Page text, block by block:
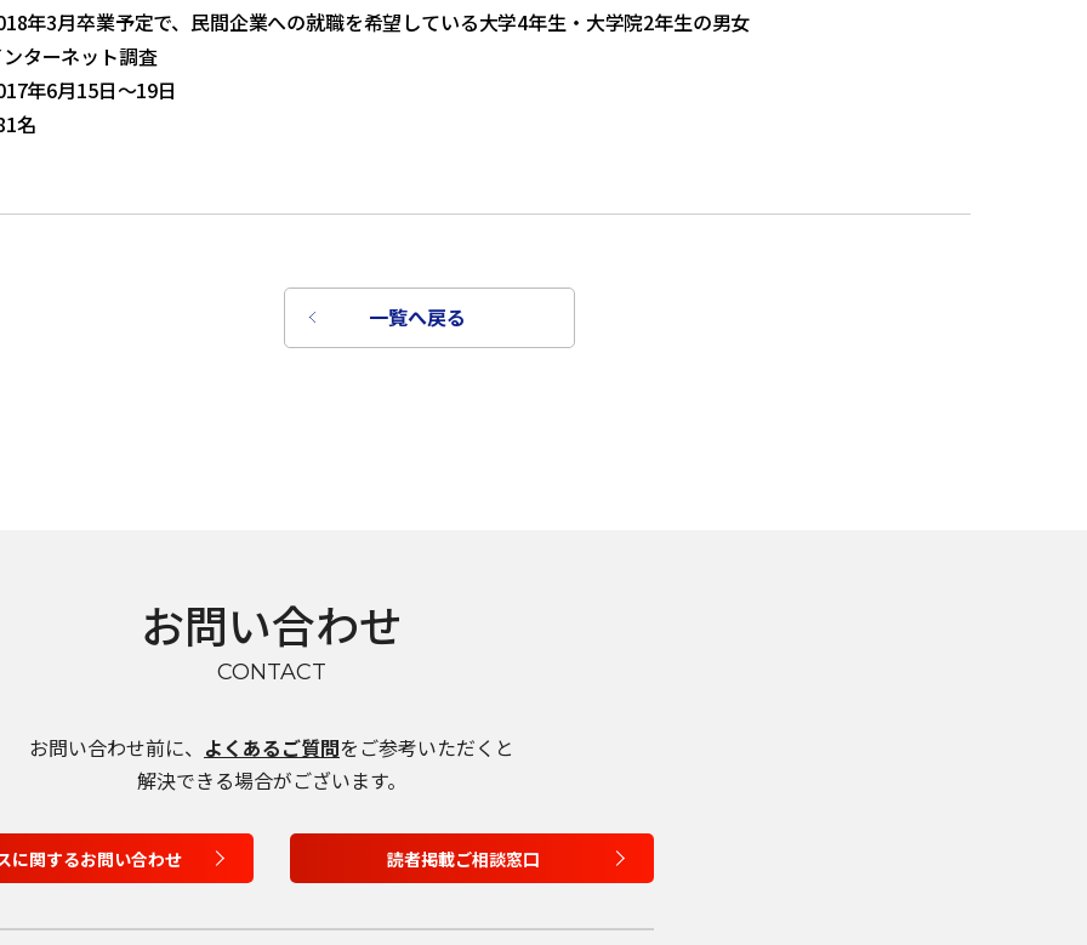
日本語
Tiếng Việt
年3月卒業予定で、民間企業への就職を希望している大学4年生・大学院2年生の男女
ターネット調査
年6月15日～19日
名
一覧へ戻る
お問い合わせ
CONTACT
お問い合わせ前に、 よくあるご質問をご参考いただくと
解決できる場合がございます。
に関するお問い合わせ 読者掲載ご相談窓口